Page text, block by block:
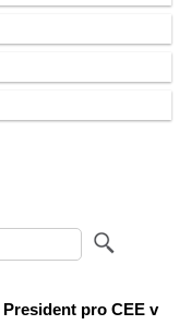
pro CEE v